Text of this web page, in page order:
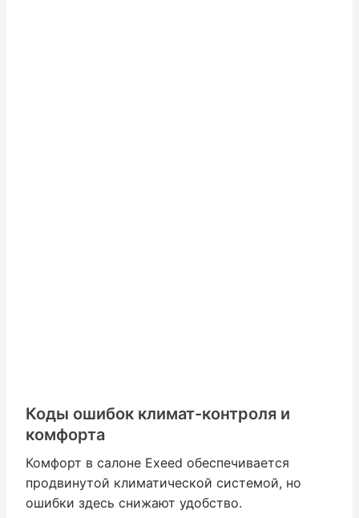
Коды ошибок климат-контроля и
комфорта
Комфорт в салоне Exeed обеспечивается
продвинутой климатической системой, но
ошибки здесь снижают удобство.